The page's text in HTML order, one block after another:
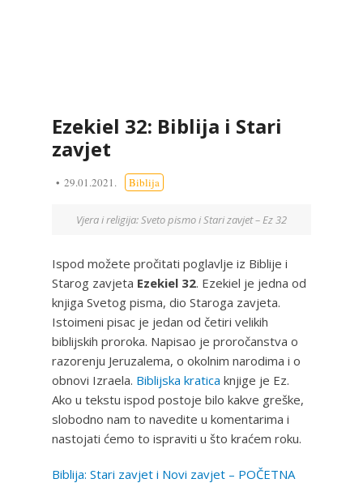
Ezekiel 32: Biblija i Stari
zavjet
29.01.2021. Biblija
Vjera i religija: Sveto pismo i Stari zavjet – Ez 32
Ispod možete pročitati poglavlje iz Biblije i
Starog zavjeta Ezekiel 32. Ezekiel je jedna od
knjiga Svetog pisma, dio Staroga zavjeta.
Istoimeni pisac je jedan od četiri velikih
biblijskih proroka. Napisao je proročanstva o
razorenju Jeruzalema, o okolnim narodima i o
obnovi Izraela. Biblijska kratica knjige je Ez.
Ako u tekstu ispod postoje bilo kakve greške,
slobodno nam to navedite u komentarima i
nastojati ćemo to ispraviti u što kraćem roku.
Biblija: Stari zavjet i Novi zavjet – POČETNA